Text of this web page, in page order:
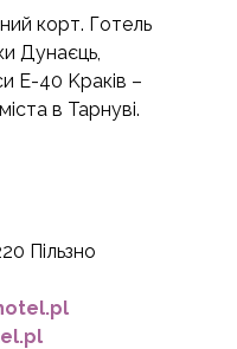
корт. Готель
Дунаєць,
E-40 Kраків –
в Тарнуві.
Пільзно